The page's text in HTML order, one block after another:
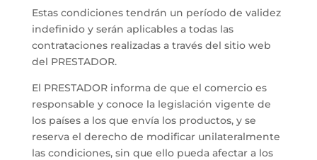
Estas condiciones tendrán un período de validez
indefinido y serán aplicables a todas las
contrataciones realizadas a través del sitio web
del PRESTADOR.
El PRESTADOR informa de que el comercio es
responsable y conoce la legislación vigente de
los países a los que envía los productos, y se
reserva el derecho de modificar unilateralmente
las condiciones, sin que ello pueda afectar a los